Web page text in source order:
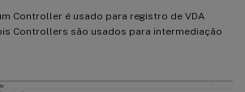
Controller é usado para registro de VDA
Controllers são usados para intermediação